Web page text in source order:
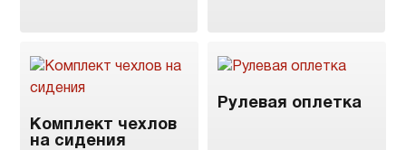
Комплект чехлов
на сидения
Рулевая оплетка